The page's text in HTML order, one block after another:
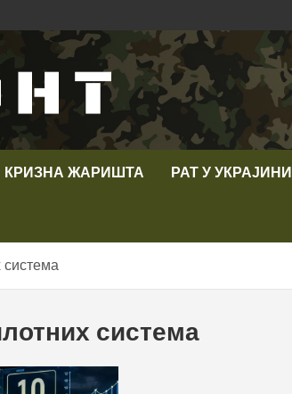
КРИЗНА ЖАРИШТА РАТ У УКРАЈИНИ
система
система